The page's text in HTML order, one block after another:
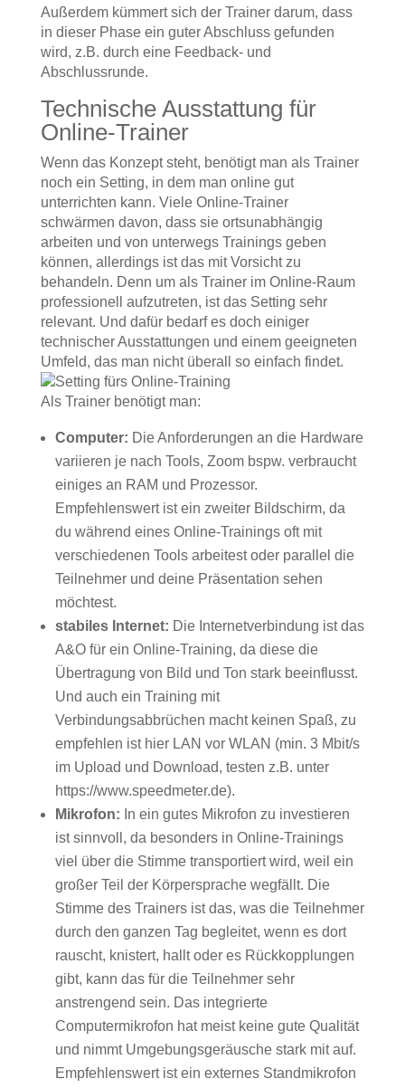
Außerdem kümmert sich der Trainer darum, dass
in dieser Phase ein guter Abschluss gefunden
wird, z.B. durch eine Feedback- und
Abschlussrunde.
Technische Ausstattung für
Online-Trainer
Wenn das Konzept steht, benötigt man als Trainer
noch ein Setting, in dem man online gut
unterrichten kann. Viele Online-Trainer
schwärmen davon, dass sie ortsunabhängig
arbeiten und von unterwegs Trainings geben
können, allerdings ist das mit Vorsicht zu
behandeln. Denn um als Trainer im Online-Raum
professionell aufzutreten, ist das Setting sehr
relevant. Und dafür bedarf es doch einiger
technischer Ausstattungen und einem geeigneten
Umfeld, das man nicht überall so einfach findet.
Als Trainer benötigt man:
Computer: Die Anforderungen an die Hardware
variieren je nach Tools, Zoom bspw. verbraucht
einiges an RAM und Prozessor.
Empfehlenswert ist ein zweiter Bildschirm, da
du während eines Online-Trainings oft mit
verschiedenen Tools arbeitest oder parallel die
Teilnehmer und deine Präsentation sehen
möchtest.
stabiles Internet: Die Internetverbindung ist das
A&O für ein Online-Training, da diese die
Übertragung von Bild und Ton stark beeinflusst.
Und auch ein Training mit
Verbindungsabbrüchen macht keinen Spaß, zu
empfehlen ist hier LAN vor WLAN (min. 3 Mbit/s
im Upload und Download, testen z.B. unter
https://www.speedmeter.de).
Mikrofon: In ein gutes Mikrofon zu investieren
ist sinnvoll, da besonders in Online-Trainings
viel über die Stimme transportiert wird, weil ein
großer Teil der Körpersprache wegfällt. Die
Stimme des Trainers ist das, was die Teilnehmer
durch den ganzen Tag begleitet, wenn es dort
rauscht, knistert, hallt oder es Rückkopplungen
gibt, kann das für die Teilnehmer sehr
anstrengend sein. Das integrierte
Computermikrofon hat meist keine gute Qualität
und nimmt Umgebungsgeräusche stark mit auf.
Empfehlenswert ist ein externes Standmikrofon